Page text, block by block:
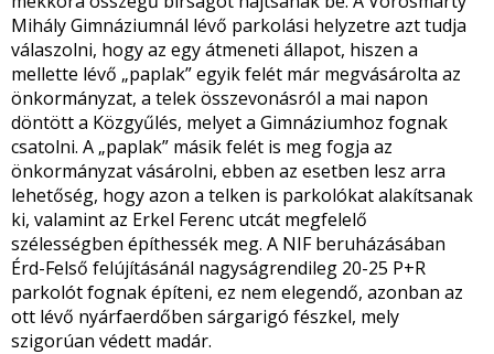
Mihály Gimnáziumnál lévő parkolási helyzetre azt tudja
válaszolni, hogy az egy átmeneti állapot, hiszen a
mellette lévő „paplak” egyik felét már megvásárolta az
önkormányzat, a telek összevonásról a mai napon
döntött a Közgyűlés, melyet a Gimnáziumhoz fognak
csatolni. A „paplak” másik felét is meg fogja az
önkormányzat vásárolni, ebben az esetben lesz arra
lehetőség, hogy azon a telken is parkolókat alakítsanak
ki, valamint az Erkel Ferenc utcát megfelelő
szélességben építhessék meg. A NIF beruházásában
Érd-Felső felújításánál nagyságrendileg 20-25 P+R
parkolót fognak építeni, ez nem elegendő, azonban az
ott lévő nyárfaerdőben sárgarigó fészkel, mely
szigorúan védett madár.